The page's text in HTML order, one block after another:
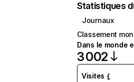
Statistiques
Journaux
Classement
Dans le monde
3 002
Visites